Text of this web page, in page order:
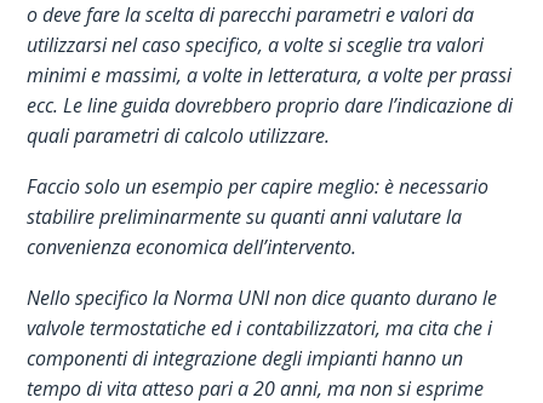
o deve fare la scelta di parecchi parametri e valori da
utilizzarsi nel caso specifico, a volte si sceglie tra valori
minimi e massimi, a volte in letteratura, a volte per prassi
ecc. Le line guida dovrebbero proprio dare l’indicazione di
quali parametri di calcolo utilizzare.
Faccio solo un esempio per capire meglio: è necessario
stabilire preliminarmente su quanti anni valutare la
convenienza economica dell’intervento.
Nello specifico la Norma UNI non dice quanto durano le
valvole termostatiche ed i contabilizzatori, ma cita che i
componenti di integrazione degli impianti hanno un
tempo di vita atteso pari a 20 anni, ma non si esprime